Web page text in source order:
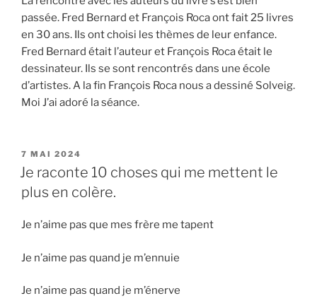
passée. Fred Bernard et François Roca ont fait 25 livres
en 30 ans. Ils ont choisi les thèmes de leur enfance.
Fred Bernard était l’auteur et François Roca était le
dessinateur. Ils se sont rencontrés dans une école
d’artistes. A la fin François Roca nous a dessiné Solveig.
Moi J’ai adoré la séance.
PUBLIÉ
LE
7 MAI 2024
Je raconte 10 choses qui me mettent le
plus en colère.
Je n’aime pas que mes frère me tapent
Je n’aime pas quand je m’ennuie
Je n’aime pas quand je m’énerve